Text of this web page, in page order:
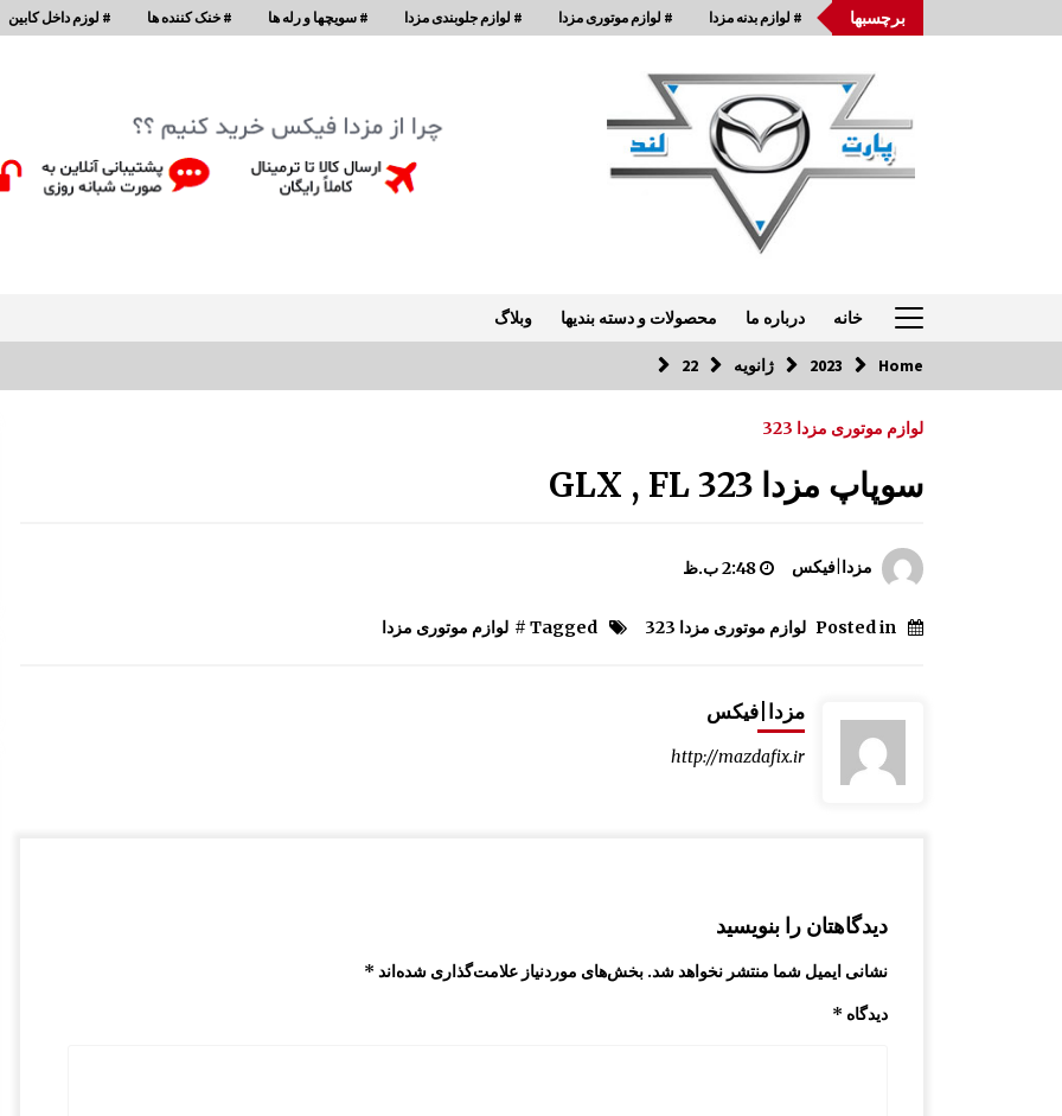
to
برچسبها # لوازم بدنه مزدا # لوازم موتوری مزدا # لوازم جلوبندی مزدا # سویچها و رله ها # خنک کننده ها # لوزم داخل کابین
خانه درباره ما محصولات و دسته بندیها وبلاگ
تماس با ما: 33954875-021
7:57 ق.ظ
سینی کف صندوق مزدا 323 GLX, FL
Home
2023 ژانویه 22
لوازم موتوری مزدا 323
سوپاپ مزدا 323 GLX , FL
مزدا|فیکس
Posted in لوازم موتوری مزدا 323 Tagged # لوازم موتوری مزدا
مزدا|فیکس
http://mazdafix.ir
دیدگاهتان را بنویسید
نشانی ایمیل شما منتشر نخواهد شد. بخش‌های موردنیاز علامت‌گذاری شده‌اند *
دیدگاه *